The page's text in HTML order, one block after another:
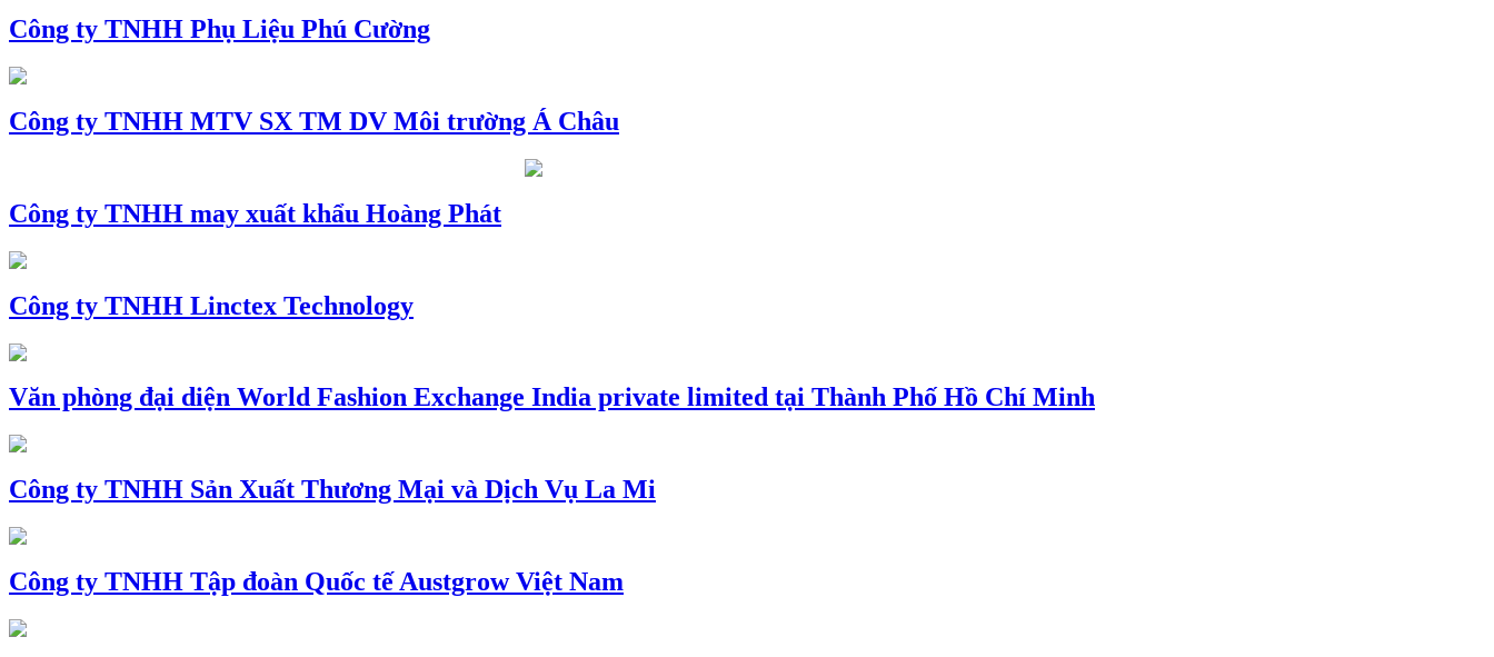
Công ty TNHH Phụ Liệu Phú Cường
Công ty TNHH MTV SX TM DV Môi trường Á Châu
Công ty TNHH may xuất khẩu Hoàng Phát
Công ty TNHH Linctex Technology
Văn phòng đại diện World Fashion Exchange India private limited tại Thành Phố Hồ Chí Minh
Công ty TNHH Sản Xuất Thương Mại và Dịch Vụ La Mi
Công ty TNHH Tập đoàn Quốc tế Austgrow Việt Nam